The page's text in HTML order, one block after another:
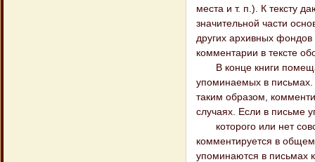
места и т. п.). К тексту
значительной части
других архивных
комментарии в тексте
В конце книги
упоминаемых в письмах.
таким образом,
случаях. Если в письме
которого или нет
комментируется в общем
упоминаются в письмах